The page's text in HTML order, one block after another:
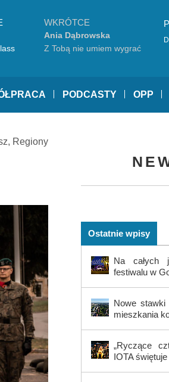
WKRÓTCE
Ania Dąbrowska
Z Tobą nie umiem wygrać
PODCASTY OPP
, Regiony
Ostatnie wpisy
Na całych
festiwalu w
Nowe
mieszkania
„Ryczące
IOTA